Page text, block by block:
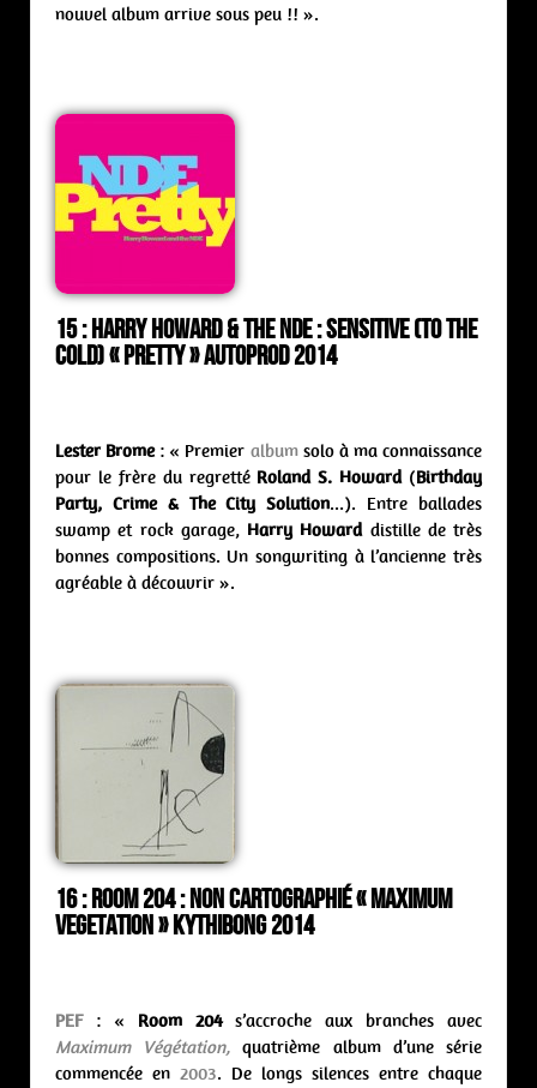
nouvel album arrive sous peu !! ».
15 : Harry Howard & The NDE : sensitive (to the
cold) « Pretty » Autoprod 2014
Lester Brome : « Premier albumsolo à ma connaissance
pour le frère du regretté Roland S. Howard (Birthday
Party, Crime & The City Solution…). Entre ballades
swamp et rock garage, Harry Howarddistille de très
bonnes compositions. Un songwriting à l’ancienne très
agréable à découvrir ».
16 : Room 204 : non cartographié « Maximum
Vegetation » Kythibong 2014
PEF: « Room 204s’accroche aux branches avec
Maximum Végétation, quatrième album d’une série
commencée en 2003. De longs silences entre chaque